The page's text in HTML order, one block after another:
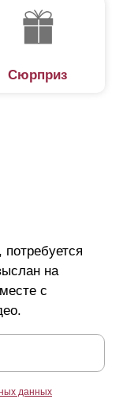
Сюрприз
на
с
данных